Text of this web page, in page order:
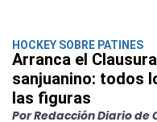
HOCKEY SOBRE PATINES
Arranca el
sanjuanino: todos
las figuras
Por Redacción Diario de